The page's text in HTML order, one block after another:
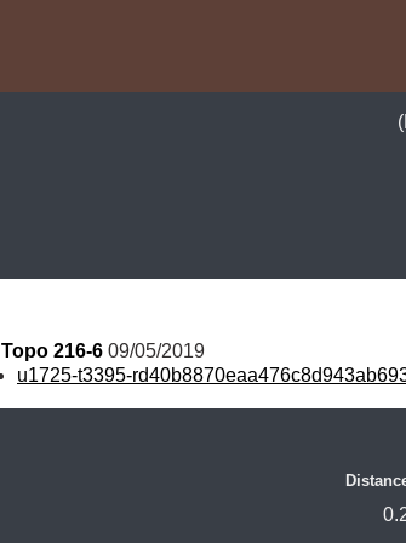
Topo 216-6 09/05/2019
u1725-t3395-